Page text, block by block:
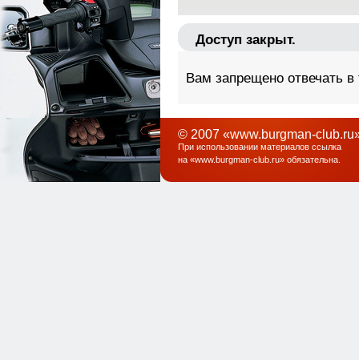
Доступ закрыт.
Вам запрещено отвечать
© 2007 «www.burgman-
При использовании материалов ссылка
на «www.burgman-club.ru» обязательна.